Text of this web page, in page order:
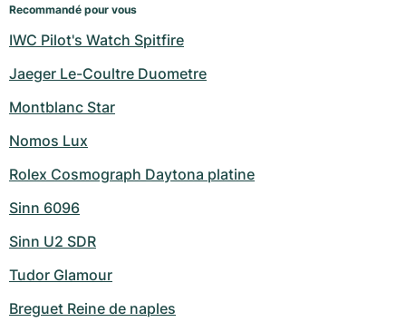
Recommandé pour vous
IWC Pilot's Watch Spitfire
Jaeger Le-Coultre Duometre
Montblanc Star
Nomos Lux
Rolex Cosmograph Daytona platine
Sinn 6096
Sinn U2 SDR
Tudor Glamour
Breguet Reine de naples